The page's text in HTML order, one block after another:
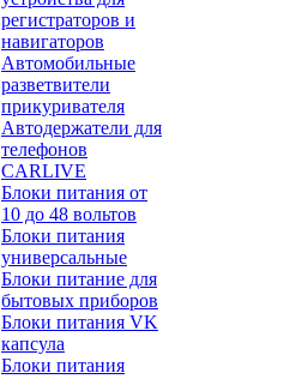
регистраторов и
навигаторов
Автомобильные
разветвители
прикуривателя
Автодержатели для
телефонов
CARLIVE
Блоки питания от
10 до 48 вольтов
Блоки питания
универсальные
Блоки питание для
бытовых приборов
Блоки питания VK
капсула
Блоки питания